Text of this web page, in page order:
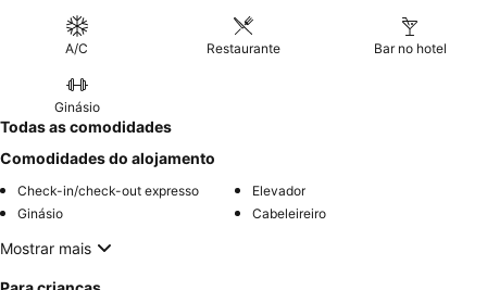
A/C Restaurante Bar no hotel
Ginásio
Todas as comodidades
Comodidades do alojamento
Check-in/check-out expresso
Elevador
Ginásio
Cabeleireiro
Mostrar mais